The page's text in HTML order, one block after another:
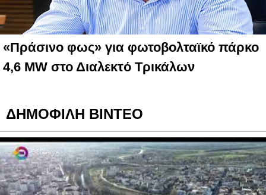
«Πράσινο φως» για φωτοβολταϊκό πάρκο
4,6 MW στο Διαλεκτό Τρικάλων
ΔΗΜΟΦΙΛΗ ΒΙΝΤΕΟ